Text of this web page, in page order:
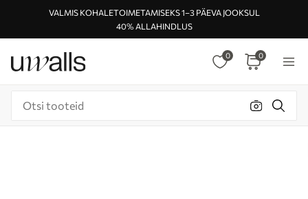
VALMIS KOHALETOIMETAMISEKS 1–3 PÄEVA JOOKSUL
40% ALLAHINDLUS
0 0